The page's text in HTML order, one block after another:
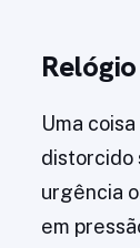
Uma
distorcido
urgência
em